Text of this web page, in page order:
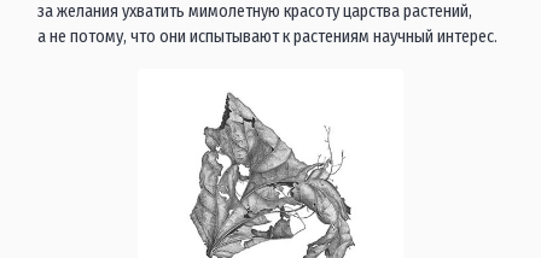
за желания ухватить мимолетную красоту царства растений,
а не потому, что они испытывают к растениям научный интерес.